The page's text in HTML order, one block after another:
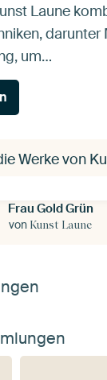
Laune
darunter
um…
Werke von
Frau Gold Grün
von Kunst Laune